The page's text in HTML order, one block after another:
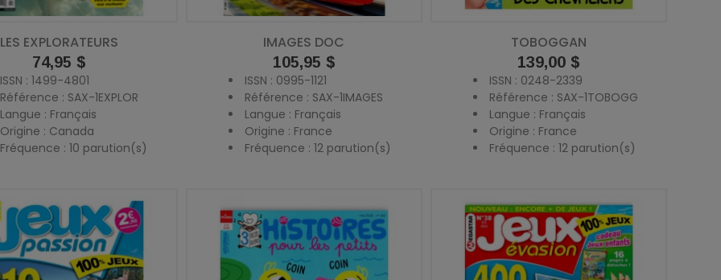
LES EXPLORATEURS
Prix
74,95 $
ISSN : 1499-4801
Référence : SAX-1EXPLOR
Langue : Français
Origine : Canada
Fréquence : 10 parution(s)
IMAGES DOC
Prix
105,95 $
ISSN : 0995-1121
Référence : SAX-1IMAGES
Langue : Français
Origine : France
Fréquence : 12 parution(s)
TOBOGGAN
Prix
139,00 $
ISSN : 0248-2339
Référence : SAX-1TOBOGG
Langue : Français
Origine : France
Fréquence : 12 parution(s)